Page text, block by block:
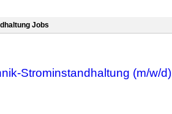
Jobs
Strominstandhaltung (m/w/d)